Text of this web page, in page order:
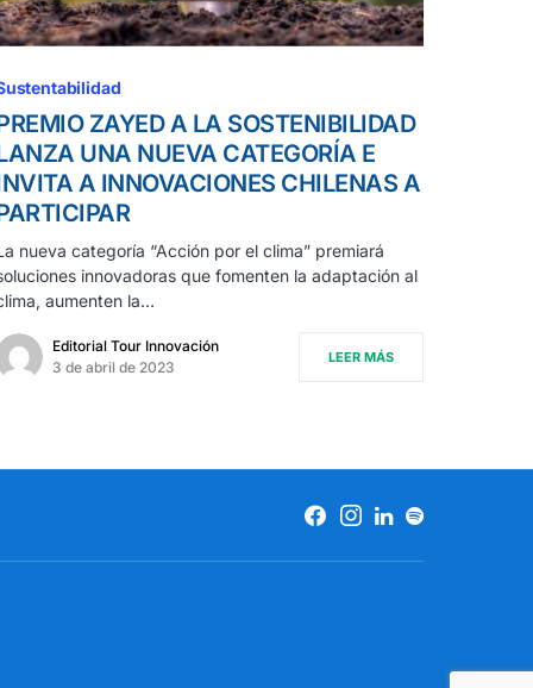
ZAYED A LA SOSTENIBILIDAD
UNA NUEVA CATEGORÍA E
A INNOVACIONES CHILENAS A
nueva categoría “Acción por el clima” premiará
innovadoras que fomenten la adaptación al
aumenten la…
Editorial Tour Innovación
3 de abril de 2023
LEER MÁS